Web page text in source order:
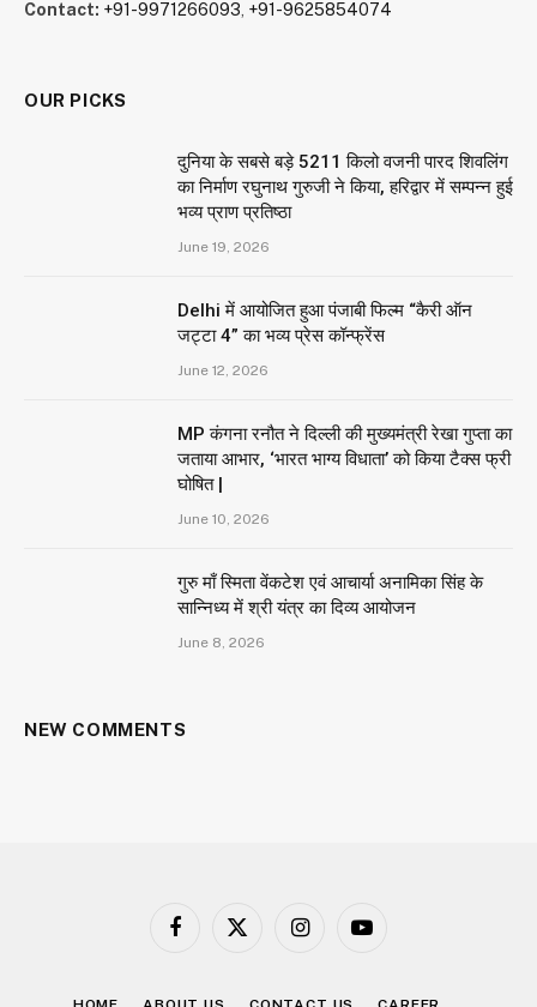
Contact: +91-9971266093 +91-9625854074
OUR PICKS
दुनिया के सबसे बड़े 5211 किलो वजनी पारद शिवलिंग
का निर्माण रघुनाथ गुरुजी ने किया, हरिद्वार में सम्पन्न हुई
भव्य प्राण प्रतिष्ठा
June 19, 2026
Delhi में आयोजित हुआ पंजाबी फिल्म “कैरी ऑन
जट्टा 4” का भव्य प्रेस कॉन्फ्रेंस
June 12, 2026
MP कंगना रनौत ने दिल्ली की मुख्यमंत्री रेखा गुप्ता का
जताया आभार, ‘भारत भाग्य विधाता’ को किया टैक्स फ्री
घोषित |
June 10, 2026
गुरु माँ स्मिता वेंकटेश एवं आचार्या अनामिका सिंह के
सान्निध्य में श्री यंत्र का दिव्य आयोजन
June 8, 2026
NEW COMMENTS
Facebook
X
InstagramYouTube